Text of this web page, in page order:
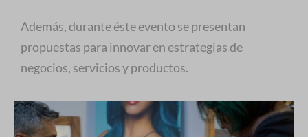
Además, durante éste evento se presentan
propuestas para innovar en estrategias de
negocios, servicios y productos.